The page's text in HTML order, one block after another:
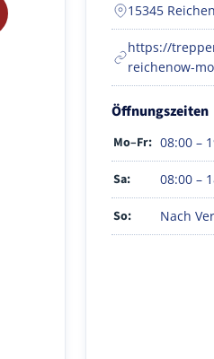
15345
https://
reichenow-
Öffnungszeiten
Mo–Fr: 08:00 –
Sa: 08:00 –
So: Nach